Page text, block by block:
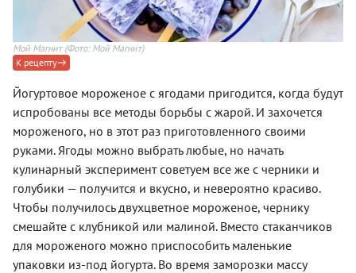
Мой Магнит(Фото: Мой Магнит)
К рецепту
Йогуртовое мороженое с ягодами пригодится, когда будут
испробованы все методы борьбы с жарой. И захочется
мороженого, но в этот раз приготовленного своими
руками. Ягоды можно выбрать любые, но начать
кулинарный эксперимент советуем все же с черники и
голубики — получится и вкусно, и невероятно красиво.
Чтобы получилось двухцветное мороженое, чернику
смешайте с клубникой или малиной. Вместо стаканчиков
для мороженого можно приспособить маленькие
упаковки из-под йогурта. Во время заморозки массу